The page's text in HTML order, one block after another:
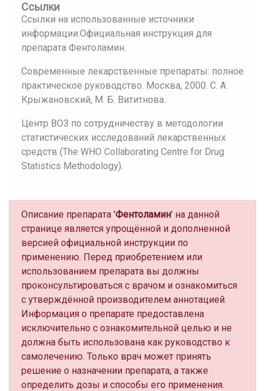
Ссылки
Ссылки на использованные источники
информации.Официальная инструкция для
препарата Фентоламин.
Современные лекарственные препараты: полное
практическое руководство. Москва, 2000. С. А.
Крыжановский, М. Б. Вититнова.
Центр ВОЗ по сотрудничеству в методологии
статистических исследований лекарственных
средств (The WHO Collaborating Centre for Drug
Statistics Methodology).
Описание препарата 'Фентоламин' на данной
странице является упрощённой и дополненной
версией официальной инструкции по
применению. Перед приобретением или
использованием препарата вы должны
проконсультироваться с врачом и ознакомиться
с утверждённой производителем аннотацией.
Информация о препарате предоставлена
исключительно с ознакомительной целью и не
должна быть использована как руководство к
самолечению. Только врач может принять
решение о назначении препарата, а также
определить дозы и способы его применения.